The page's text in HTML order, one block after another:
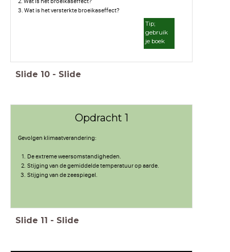
3. Wat is het versterkte broeikaseffect?
Tip;
gebruik
je boek
Slide 10 - Slide
Opdracht 1
Gevolgen klimaatverandering:
De extreme weersomstandigheden.
Stijging van de gemiddelde temperatuur op aarde.
Stijging van de zeespiegel.
Slide 11 - Slide